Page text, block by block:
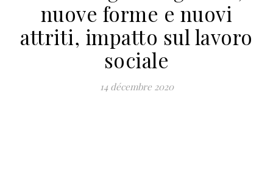
nuove forme e nuovi
attriti, impatto sul lavoro
sociale
14 décembre 2020